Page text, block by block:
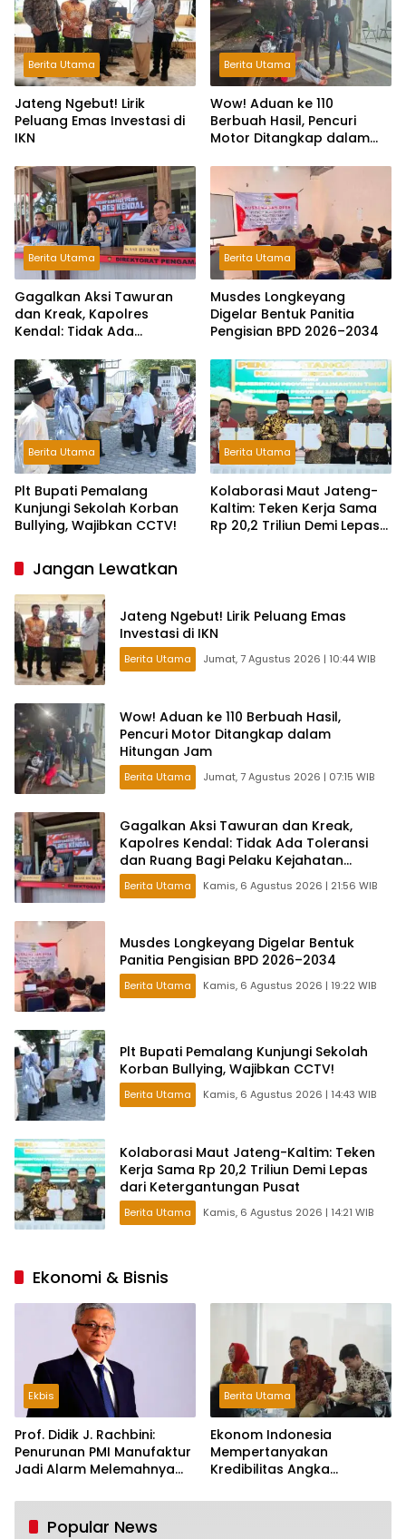
Berita Utama
Jateng Ngebut! Lirik
Peluang Emas Investasi di
IKN
Berita Utama
Wow! Aduan ke 110
Berbuah Hasil, Pencuri
Motor Ditangkap dalam
Berita Utama
Gagalkan Aksi Tawuran
dan Kreak, Kapolres
Kendal: Tidak Ada
Pelaku Kejahatan Jalanan
Berita Utama
Musdes Longkeyang
Digelar Bentuk Panitia
Pengisian BPD 2026–2034
Berita Utama
Plt Bupati Pemalang
Kunjungi Sekolah Korban
Bullying, Wajibkan CCTV!
Berita Utama
Kolaborasi Maut Jateng-
Kaltim: Teken Kerja Sama
Rp 20,2 Triliun Demi Lepas
Jangan Lewatkan
Jateng Ngebut! Lirik Peluang Emas
Investasi di IKN
Berita Utama Jumat, 7 Agustus 2026 | 10:44 WIB
Wow! Aduan ke 110 Berbuah Hasil,
Pencuri Motor Ditangkap dalam
Hitungan Jam
Berita Utama Jumat, 7 Agustus 2026 | 07:15 WIB
Gagalkan Aksi Tawuran dan Kreak,
Kapolres Kendal: Tidak Ada Toleransi
dan Ruang Bagi Pelaku Kejahatan
Jalanan
Berita Utama Kamis, 6 Agustus 2026 | 21:56 WIB
Musdes Longkeyang Digelar Bentuk
Panitia Pengisian BPD 2026–2034
Berita Utama Kamis, 6 Agustus 2026 | 19:22 WIB
Plt Bupati Pemalang Kunjungi Sekolah
Korban Bullying, Wajibkan CCTV!
Berita Utama Kamis, 6 Agustus 2026 | 14:43 WIB
Kolaborasi Maut Jateng-Kaltim: Teken
Kerja Sama Rp 20,2 Triliun Demi Lepas
dari Ketergantungan Pusat
Berita Utama Kamis, 6 Agustus 2026 | 14:21 WIB
Ekonomi & Bisnis
Ekbis
Prof. Didik J. Rachbini:
Penurunan PMI Manufaktur
Jadi Alarm Melemahnya
Berita Utama
Ekonom Indonesia
Mempertanyakan
Kredibilitas Angka
Tumbuh Tapi Rapuh
Popular News